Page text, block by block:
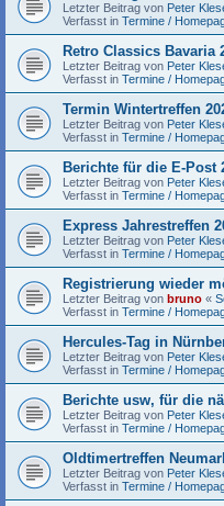
Letzter Beitrag von Peter
Verfasst in Termine /
Retro Classics Bavaria
Letzter Beitrag von Peter
Verfasst in Termine /
Termin Wintertreffen
Letzter Beitrag von Peter
Verfasst in Termine /
Berichte für die E-Post
Letzter Beitrag von Peter
Verfasst in Termine /
Express Jahrestreffen
Letzter Beitrag von Peter
Verfasst in Termine /
Registrierung wieder
Letzter Beitrag von bruno «
Verfasst in Termine /
Hercules-Tag in
Letzter Beitrag von Peter
Verfasst in Termine /
Berichte usw, für die
Letzter Beitrag von Peter
Verfasst in Termine /
Oldtimertreffen
Letzter Beitrag von Peter
Verfasst in Termine /